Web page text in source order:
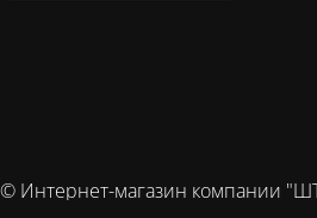
© Интернет-магазин компании